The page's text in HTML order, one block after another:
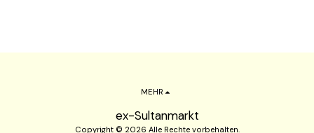
ex-Sultanmarkt
Copyright © 2026 Alle Rechte vorbehalten.
MEHR